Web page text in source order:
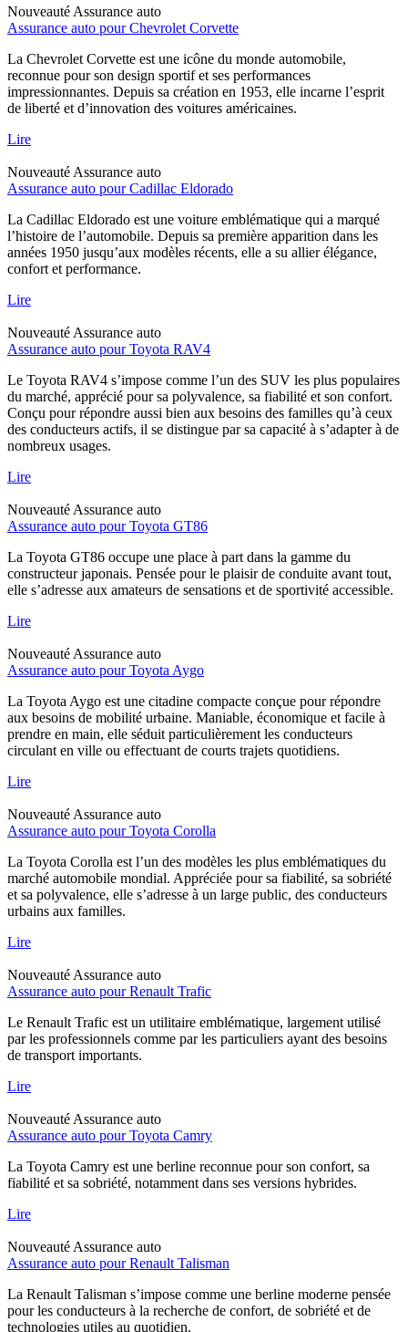
Nouveauté Assurance auto
Assurance auto pour Chevrolet Corvette
La Chevrolet Corvette est une icône du monde automobile,
reconnue pour son design sportif et ses performances
impressionnantes. Depuis sa création en 1953, elle incarne l’esprit
de liberté et d’innovation des voitures américaines.
Lire
Nouveauté Assurance auto
Assurance auto pour Cadillac Eldorado
La Cadillac Eldorado est une voiture emblématique qui a marqué
l’histoire de l’automobile. Depuis sa première apparition dans les
années 1950 jusqu’aux modèles récents, elle a su allier élégance,
confort et performance.
Lire
Nouveauté Assurance auto
Assurance auto pour Toyota RAV4
Le Toyota RAV4 s’impose comme l’un des SUV les plus populaires
du marché, apprécié pour sa polyvalence, sa fiabilité et son confort.
Conçu pour répondre aussi bien aux besoins des familles qu’à ceux
des conducteurs actifs, il se distingue par sa capacité à s’adapter à de
nombreux usages.
Lire
Nouveauté Assurance auto
Assurance auto pour Toyota GT86
La Toyota GT86 occupe une place à part dans la gamme du
constructeur japonais. Pensée pour le plaisir de conduite avant tout,
elle s’adresse aux amateurs de sensations et de sportivité accessible.
Lire
Nouveauté Assurance auto
Assurance auto pour Toyota Aygo
La Toyota Aygo est une citadine compacte conçue pour répondre
aux besoins de mobilité urbaine. Maniable, économique et facile à
prendre en main, elle séduit particulièrement les conducteurs
circulant en ville ou effectuant de courts trajets quotidiens.
Lire
Nouveauté Assurance auto
Assurance auto pour Toyota Corolla
La Toyota Corolla est l’un des modèles les plus emblématiques du
marché automobile mondial. Appréciée pour sa fiabilité, sa sobriété
et sa polyvalence, elle s’adresse à un large public, des conducteurs
urbains aux familles.
Lire
Nouveauté Assurance auto
Assurance auto pour Renault Trafic
Le Renault Trafic est un utilitaire emblématique, largement utilisé
par les professionnels comme par les particuliers ayant des besoins
de transport importants.
Lire
Nouveauté Assurance auto
Assurance auto pour Toyota Camry
La Toyota Camry est une berline reconnue pour son confort, sa
fiabilité et sa sobriété, notamment dans ses versions hybrides.
Lire
Nouveauté Assurance auto
Assurance auto pour Renault Talisman
La Renault Talisman s’impose comme une berline moderne pensée
pour les conducteurs à la recherche de confort, de sobriété et de
technologies utiles au quotidien.